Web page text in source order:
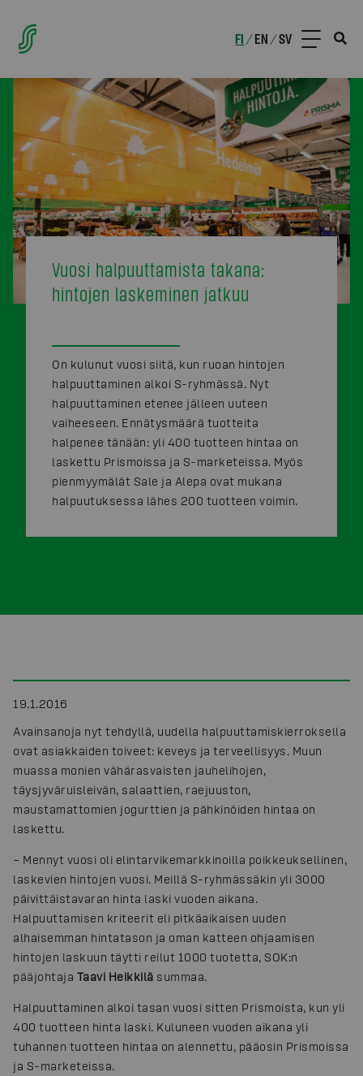
FI /EN /SV
Vuosi halpuuttamista takana:
hintojen laskeminen jatkuu
On kulunut vuosi siitä, kun ruoan hintojen
halpuuttaminen alkoi S-ryhmässä. Nyt
halpuuttaminen etenee jälleen uuteen
vaiheeseen. Ennätysmäärä tuotteita
halpenee tänään: yli 400 tuotteen hintaa on
laskettu Prismoissa ja S-marketeissa. Myös
pienmyymälät Sale ja Alepa ovat mukana
halpuutuksessa lähes 200 tuotteen voimin.
19.1.2016
Avainsanoja nyt tehdyllä, uudella halpuuttamiskierroksella
ovat asiakkaiden toiveet: keveys ja terveellisyys. Muun
muassa monien vähärasvaisten jauhelihojen,
täysjyväruisleivän, salaattien, raejuuston,
maustamattomien jogurttien ja pähkinöiden hintaa on
laskettu.
– Mennyt vuosi oli elintarvikemarkkinoilla poikkeuksellinen,
laskevien hintojen vuosi. Meillä S-ryhmässäkin yli 3000
päivittäistavaran hinta laski vuoden aikana.
Halpuuttamisen kriteerit eli pitkäaikaisen uuden
alhaisemman hintatason ja oman katteen ohjaamisen
hintojen laskuun täytti reilut 1000 tuotetta, SOK:n
pääjohtaja Taavi Heikkilä summaa.
Halpuuttaminen alkoi tasan vuosi sitten Prismoista, kun yli
400 tuotteen hinta laski. Kuluneen vuoden aikana yli
tuhannen tuotteen hintaa on alennettu, pääosin Prismoissa
ja S-marketeissa.